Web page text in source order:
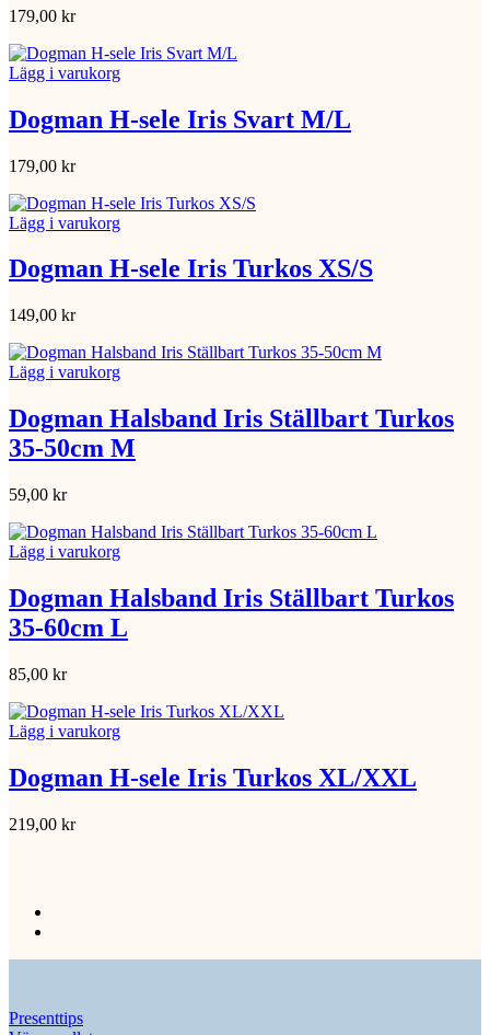
179,00 kr
Lägg i varukorg
Dogman H-sele Iris Svart M/L
179,00 kr
Lägg i varukorg
Dogman H-sele Iris Turkos XS/S
149,00 kr
Lägg i varukorg
Dogman Halsband Iris Ställbart Turkos
35-50cm M
59,00 kr
Lägg i varukorg
Dogman Halsband Iris Ställbart Turkos
35-60cm L
85,00 kr
Lägg i varukorg
Dogman H-sele Iris Turkos XL/XXL
219,00 kr
Presenttips